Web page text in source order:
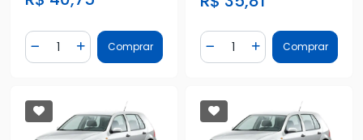
Diminuir Quantidade
Quantidade
Adicionar Quantidade
Comprar Diminuir Quantidade
Quantidade
AdicionarComprar